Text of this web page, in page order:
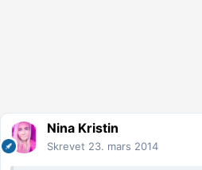
Nina Kristin
Skrevet 23. mars 2014